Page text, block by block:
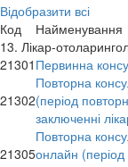
Відобразити всі
Код
Найменування
13. Лікар-
21301 Первинна
21302
Повторна
(період
заключенні
21305
Повторна
онлайн (період